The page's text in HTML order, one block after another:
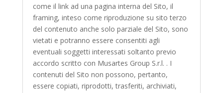
come il link ad una pagina interna del Sito, il
framing, inteso come riproduzione su sito terzo
del contenuto anche solo parziale del Sito, sono
vietati e potranno essere consentiti agli
eventuali soggetti interessati soltanto previo
accordo scritto con Musartes Group S.r.l. . I
contenuti del Sito non possono, pertanto,
essere copiati, riprodotti, trasferiti, archiviati,